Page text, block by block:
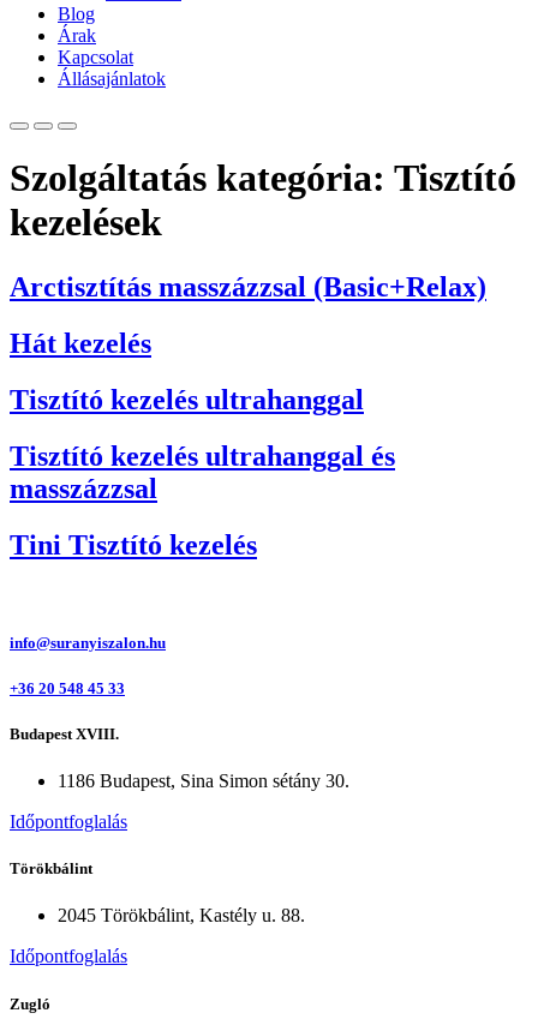
Blog
Árak
Kapcsolat
Állásajánlatok
Szolgáltatás kategória: Tisztító
kezelések
Arctisztítás masszázzsal (Basic+Relax)
Hát kezelés
Tisztító kezelés ultrahanggal
Tisztító kezelés ultrahanggal és
masszázzsal
Tini Tisztító kezelés
info@suranyiszalon.hu
+36 20 548 45 33
Budapest XVIII.
1186 Budapest, Sina Simon sétány 30.
Időpontfoglalás
Törökbálint
2045 Törökbálint, Kastély u. 88.
Időpontfoglalás
Zugló